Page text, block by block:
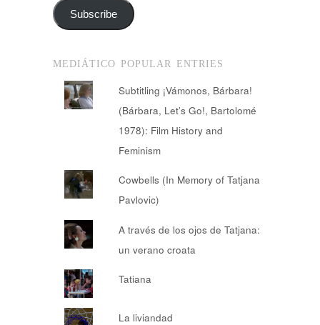
Subscribe
MEDIÁTICO POPULAR ENTRIES
Subtitling ¡Vámonos, Bárbara!
(Bárbara, Let’s Go!, Bartolomé
1978): Film History and
Feminism
Cowbells (In Memory of Tatjana
Pavlovic)
A través de los ojos de Tatjana:
un verano croata
Tatiana
La liviandad